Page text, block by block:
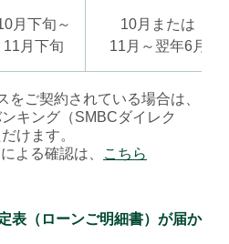
月下旬～
11月下旬
10月または
11月～翌年6月
をご契約されている場合は、
キング（SMBCダイレク
けます。
よる確認は、
こちら
表（ローンご明細書）が届か